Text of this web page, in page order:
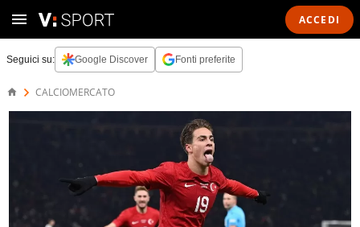
ACCEDI
Seguici su: Google Discover Fonti preferite
CALCIOMERCATO